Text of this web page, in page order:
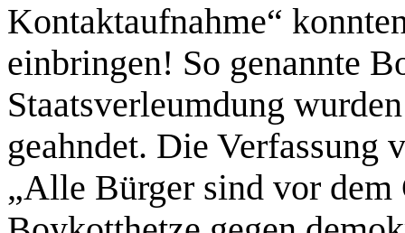
Kontaktaufnahme“
einbringen! So genannte
Staatsverleumdung
geahndet. Die
„Alle Bürger sind vor dem